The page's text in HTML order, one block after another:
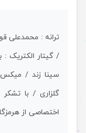
ترانه : محمدعلی
/ گیتار الکتریک
سینا زند / میکس
گلزاری / با
اختصاصی از